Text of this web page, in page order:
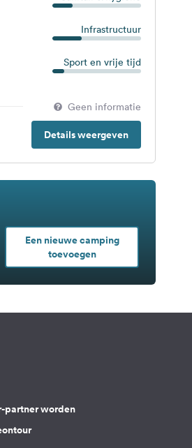
Infrastructuur
Sport en vrije tijd
Geen informatie
Details weergeven
Een nieuwe camping
toevoegen
partner worden